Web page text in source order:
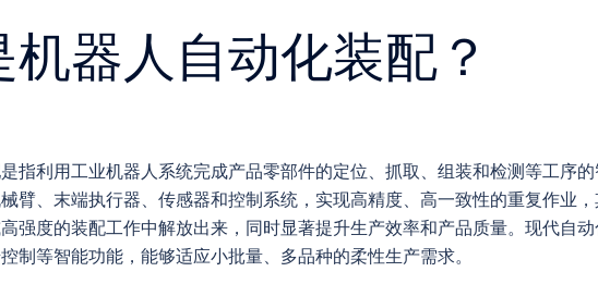
器人自动化装配？
指利用工业机器人系统完成产品零部件的定位、抓取、组装和检测等工序
臂、末端执行器、传感器和控制系统，实现高精度、高一致性的重复作业
强度的装配工作中解放出来，同时显著提升生产效率和产品质量。现代自
制等智能功能，能够适应小批量、多品种的柔性生产需求。